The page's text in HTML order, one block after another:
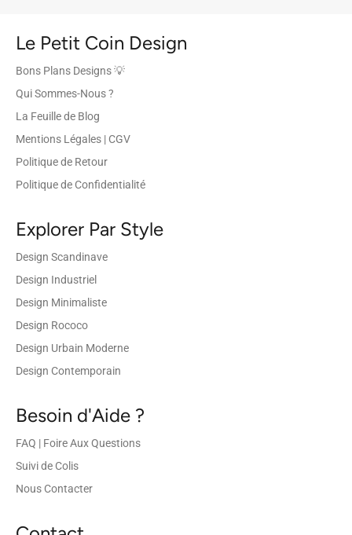
Le Petit Coin Design
Bons Plans Designs 💡
Qui Sommes-Nous ?
La Feuille de Blog
Mentions Légales | CGV
Politique de Retour
Politique de Confidentialité
Explorer Par Style
Design Scandinave
Design Industriel
Design Minimaliste
Design Rococo
Design Urbain Moderne
Design Contemporain
Besoin d'Aide ?
FAQ | Foire Aux Questions
Suivi de Colis
Nous Contacter